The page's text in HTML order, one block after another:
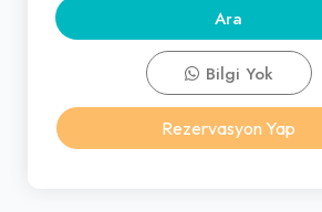
Ara
Bilgi Yok
Rezervasyon Yap